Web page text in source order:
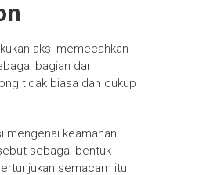
aksi memecahkan
bagian dari
tidak biasa dan cukup
mengenai keamanan
sebagai bentuk
semacam itu